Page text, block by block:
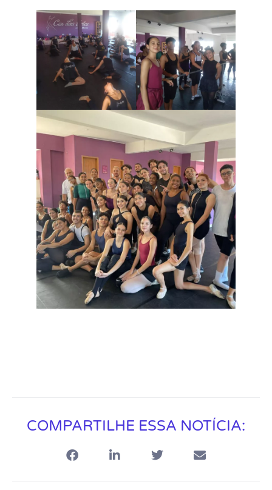
COMPARTILHE ESSA NOTÍCIA: